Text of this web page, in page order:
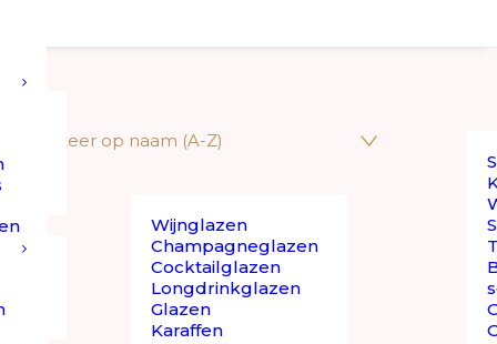
Wijnglazen
Champagneglazen
Cocktailglazen
Longdrinkglazen
Glazen
Karaffen